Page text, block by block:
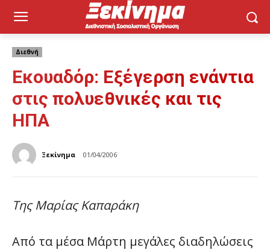
Διεθνή
Εκουαδόρ: Εξέγερση ενάντια
στις πολυεθνικές και τις
ΗΠΑ
Ξεκίνημα 01/04/2006
Της Μαρίας Καπαράκη
Από τα μέσα Μάρτη μεγάλες διαδηλώσεις